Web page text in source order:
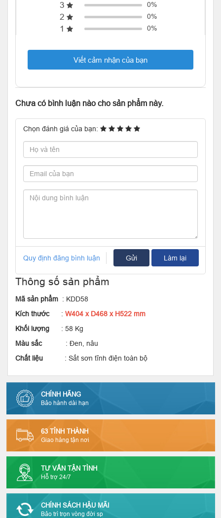
3 0%
2 0%
1 0%
Viết cảm nhận của bạn
Chưa có bình luận nào cho sản phẩm này.
Chọn đánh giá của bạn:
Quy định đăng bình luận Gửi Làm lại
Thông số sản phẩm
Mã sản phẩm : KDD58
Kích thước
: W404 x D468 x H522 mm
Khối lượng
: 58 Kg
Màu sắc: Đen, nâu
Chất liệu : Sắt sơn tĩnh điện toàn bộ
CHÍNH HÃNG
Bảo hành dài hạn
63 TỈNH THÀNH
Giao hàng tận nơi
TƯ VẤN TẬN TÌNH
Hỗ trợ 24/7
CHÍNH SÁCH HẬU MÃI
Bảo trì trọn vòng đời sp